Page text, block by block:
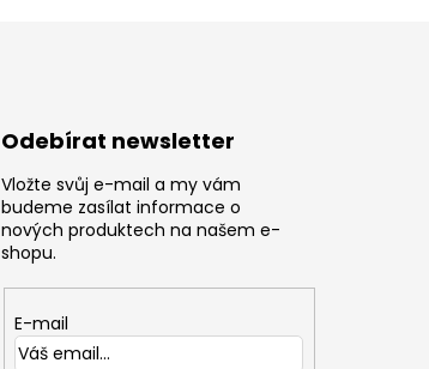
Odebírat newsletter
Vložte svůj e-mail a my vám
budeme zasílat informace o
nových produktech na našem e-
shopu.
E-mail